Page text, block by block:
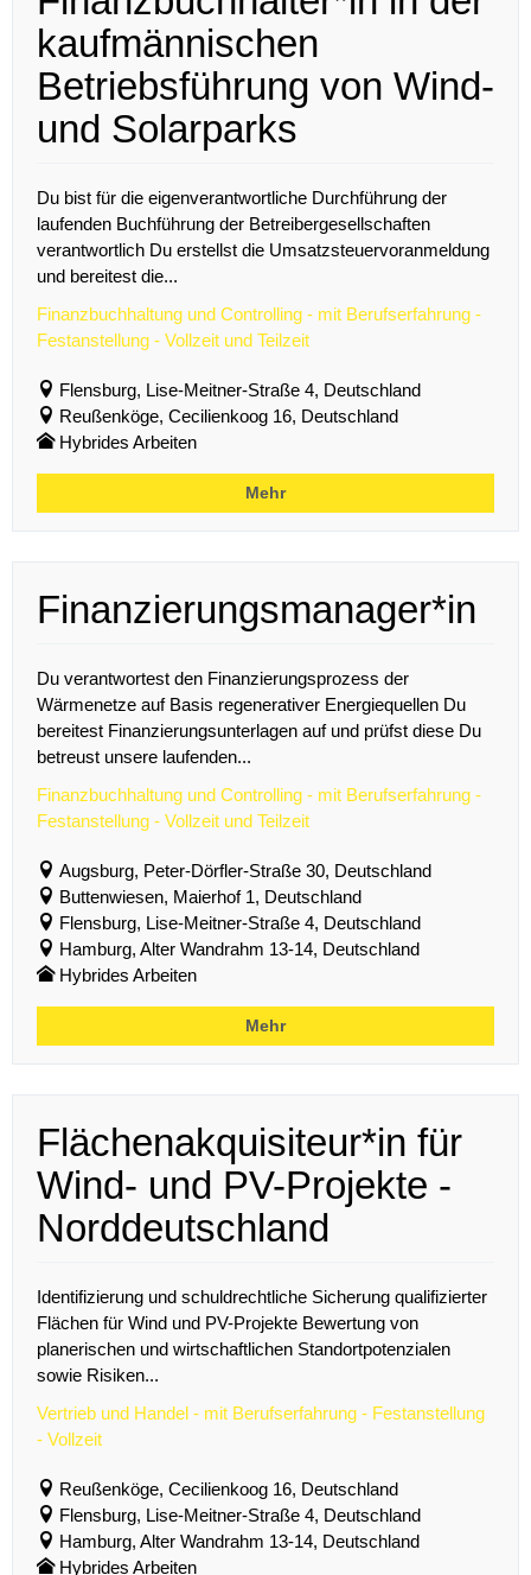
kaufmännischen
Betriebsführung von Wind-
und Solarparks
Du bist für die eigenverantwortliche Durchführung der
laufenden Buchführung der Betreibergesellschaften
verantwortlich Du erstellst die Umsatzsteuervoranmeldung
und bereitest die...
Finanzbuchhaltung und Controlling - mit Berufserfahrung -
Festanstellung - Vollzeit und Teilzeit
Flensburg, Lise-Meitner-Straße 4, Deutschland
Reußenköge, Cecilienkoog 16, Deutschland
Hybrides Arbeiten
Mehr
Finanzierungsmanager*in
Du verantwortest den Finanzierungsprozess der
Wärmenetze auf Basis regenerativer Energiequellen Du
bereitest Finanzierungsunterlagen auf und prüfst diese Du
betreust unsere laufenden...
Finanzbuchhaltung und Controlling - mit Berufserfahrung -
Festanstellung - Vollzeit und Teilzeit
Augsburg, Peter-Dörfler-Straße 30, Deutschland
Buttenwiesen, Maierhof 1, Deutschland
Flensburg, Lise-Meitner-Straße 4, Deutschland
Hamburg, Alter Wandrahm 13-14, Deutschland
Hybrides Arbeiten
Mehr
Flächenakquisiteur*in für
Wind- und PV-Projekte -
Norddeutschland
Identifizierung und schuldrechtliche Sicherung qualifizierter
Flächen für Wind und PV-Projekte Bewertung von
planerischen und wirtschaftlichen Standortpotenzialen
sowie Risiken...
Vertrieb und Handel - mit Berufserfahrung - Festanstellung
- Vollzeit
Reußenköge, Cecilienkoog 16, Deutschland
Flensburg, Lise-Meitner-Straße 4, Deutschland
Hamburg, Alter Wandrahm 13-14, Deutschland
Hybrides Arbeiten